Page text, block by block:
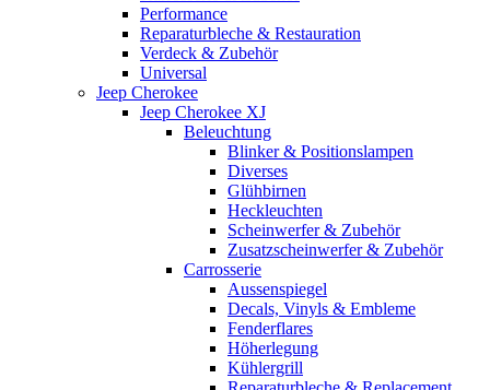
Performance
Reparaturbleche & Restauration
Verdeck & Zubehör
Universal
Jeep Cherokee
Jeep Cherokee XJ
Beleuchtung
Blinker & Positionslampen
Diverses
Glühbirnen
Heckleuchten
Scheinwerfer & Zubehör
Zusatzscheinwerfer & Zubehör
Carrosserie
Aussenspiegel
Decals, Vinyls & Embleme
Fenderflares
Höherlegung
Kühlergrill